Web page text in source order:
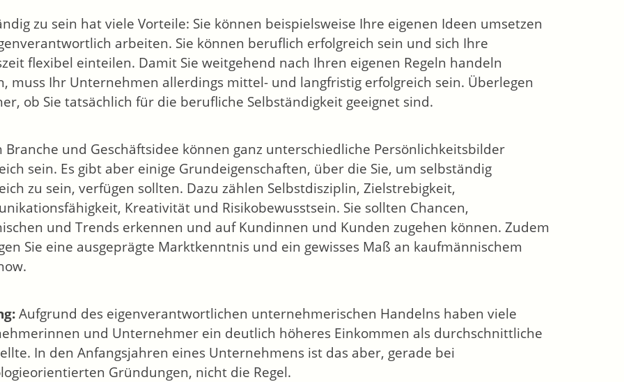
zu sein hat viele Vorteile: Sie können beispielsweise Ihre eigenen Ideen umsetzen
arbeiten. Sie können beruflich erfolgreich sein und sich Ihre
flexibel einteilen. Damit Sie weitgehend nach Ihren eigenen Regeln handeln
muss Ihr Unternehmen allerdings mittel- und langfristig erfolgreich sein. Überlegen
ob Sie tatsächlich für die berufliche Selbständigkeit geeignet sind.
Branche und Geschäftsidee können ganz unterschiedliche Persönlichkeitsbilder
sein. Es gibt aber einige Grundeigenschaften, über die Sie, um selbständig
zu sein, verfügen sollten. Dazu zählen Selbstdisziplin, Zielstrebigkeit,
Kreativität und Risikobewusstsein. Sie sollten Chancen,
und Trends erkennen und auf Kundinnen und Kunden zugehen können. Zudem
Sie eine ausgeprägte Marktkenntnis und ein gewisses Maß an kaufmännischem
Aufgrund des eigenverantwortlichen unternehmerischen Handelns haben viele
und Unternehmer ein deutlich höheres Einkommen als durchschnittliche
In den Anfangsjahren eines Unternehmens ist das aber, gerade bei
Gründungen, nicht die Regel.